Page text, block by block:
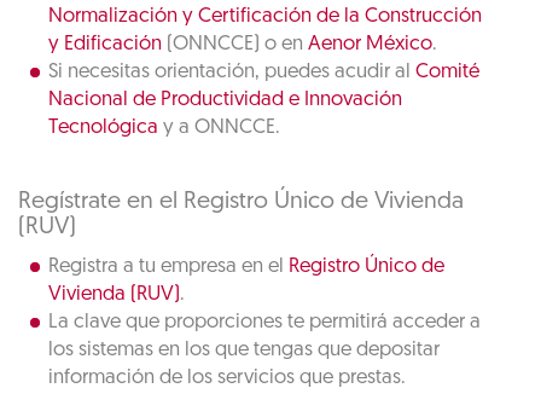
Normalización y Certificación de la Construcción
y Edificación (ONNCCE) o enAenor México.
Si necesitas orientación, puedes acudir alComité
Nacional de Productividad e Innovación
Tecnológica y a ONNCCE.
Regístrate en el Registro Único de Vivienda
(RUV)
Registra a tu empresa en el Registro Único de
Vivienda (RUV) .
La clave que proporciones te permitirá acceder a
los sistemas en los que tengas que depositar
información de los servicios que prestas.